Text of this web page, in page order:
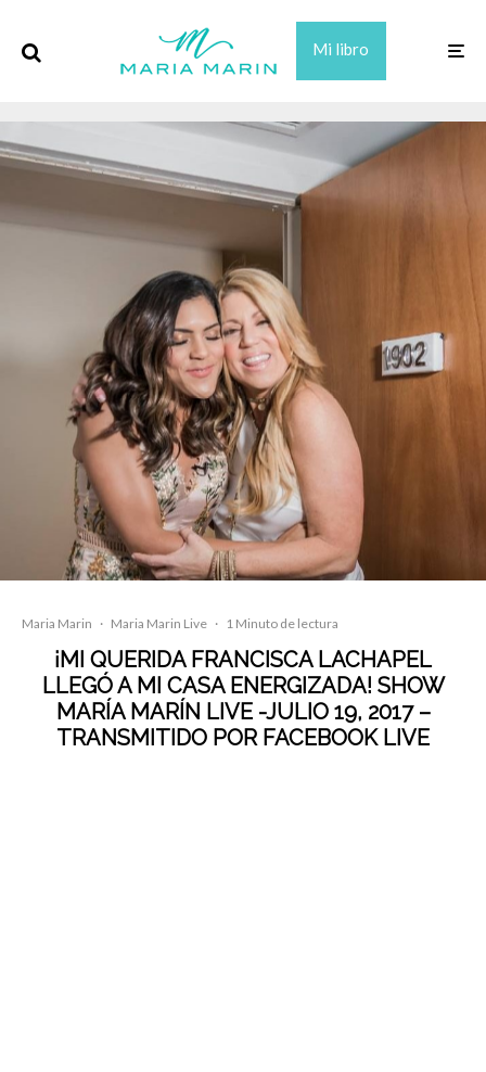
Mi libro
Maria Marin · Maria Marin Live · 1 Minuto de lectura
¡MI QUERIDA FRANCISCA LACHAPEL
LLEGÓ A MI CASA ENERGIZADA! SHOW
MARÍA MARÍN LIVE -JULIO 19, 2017 –
TRANSMITIDO POR FACEBOOK LIVE